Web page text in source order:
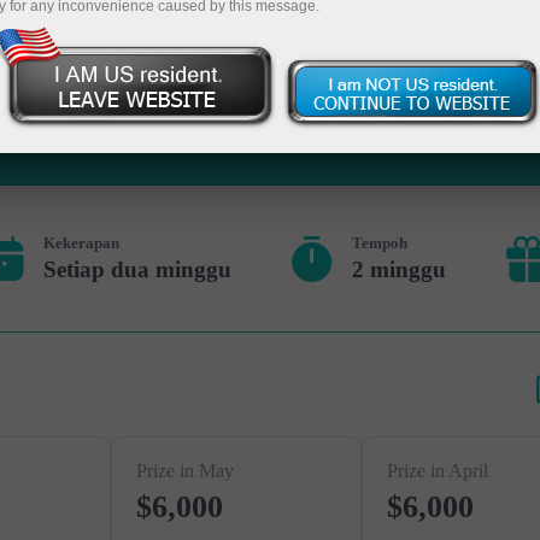
Kekerapan
Setiap dua minggu
Tempoh
2 minggu
Prize in May
$6,000
Prize in April
$6,000
for any inconvenience caused by this message.